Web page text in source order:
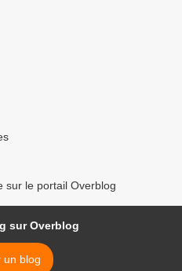
sur le portail Overblog
sur Overblog
un blog